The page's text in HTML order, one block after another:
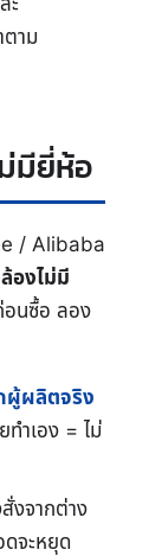
าม
มียี่ห้อ
/ Alibaba
องไม่มี
นซื้อ ลอง
ผู้ผลิตจริง
ทำเอง = ไม่
งจากต่าง
จะหยุด